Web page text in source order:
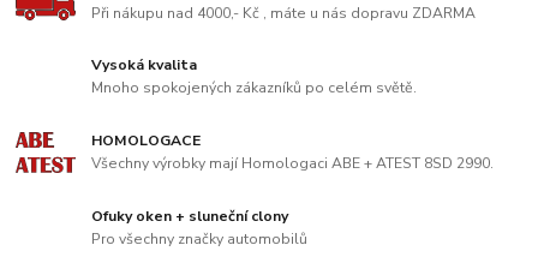
Při nákupu nad 4000,- Kč , máte u nás dopravu ZDARMA
Vysoká kvalita
Mnoho spokojených zákazníků po celém světě.
HOMOLOGACE
Všechny výrobky mají Homologaci ABE + ATEST 8SD 2990.
Ofuky oken + sluneční clony
Pro všechny značky automobilů